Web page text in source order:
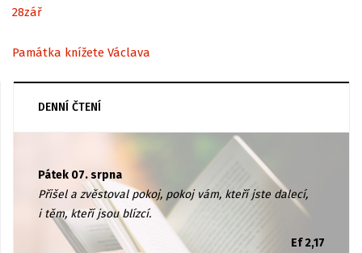
28zář
Památka knížete Václava
DENNÍ ČTENÍ
Pátek 07. srpna
Přišel a zvěstoval pokoj, pokoj vám, kteří jste dalecí,
i těm, kteří jsou blízcí.
Ef 2,17